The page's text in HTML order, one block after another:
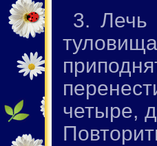
3. Лечь
четыре,